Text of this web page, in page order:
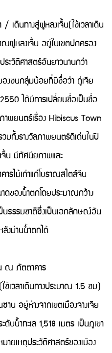
ทางสู่ฝูหลงเจิ้น(ใช้เวลาเดิน
ฝูหลงเจิ้น อยู่ในเขตปกครอง
ระวัติศาสตร์อันยาวนานกว่า
งชนกลุ่มน้อยที่มีชื่อว่า ถู่เจีย
ได้มีการเปลี่ยนชื่อเป็นชื่อ
าพยนตร์เรื่อง Hibiscus Town
มทั้งรางวัลภาพยนตร์ดีเด่นในปี
น มีทัศนียภาพและ
รไม้เก่าแก่โบราณสไตล์จีน
ดของน้ำตกโดยประมาณกว้าง
ธรรมชาติซึ่งเป็นเอกลักษณ์อัน
ลังม่านน้ำตกได้
ภัตตาคาร
เวลาเดินทางประมาณ 1.5 ชม)
น อยู่ห่างจากเขตเมืองจางเจีย
บนํ้าทะเล 1,518 เมตร เป็นภูเขา
ายเหตุประวัติศาสตร์ของเมือง